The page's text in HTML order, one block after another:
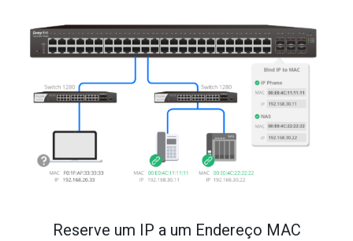
Reserve um IP a um Endereço MAC